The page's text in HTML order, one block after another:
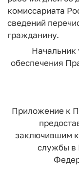
комиссариата
сведений
гражданину.
Начальник
обеспечения
Приложение к
заключившим
службы в